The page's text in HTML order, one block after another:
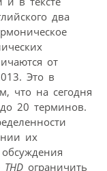
два
от
Это в
что на сегодня
20 терминов.
их
THD ограничить